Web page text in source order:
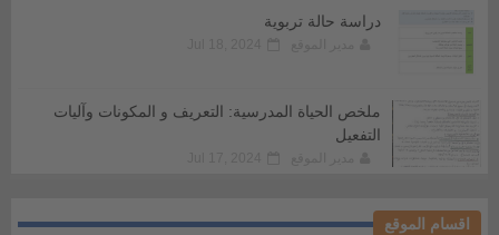
دراسة حالة تربوية
ملخص الحياة المدرسية: التعريف و المكونات وآليات
التفعيل
اقسام الموقع